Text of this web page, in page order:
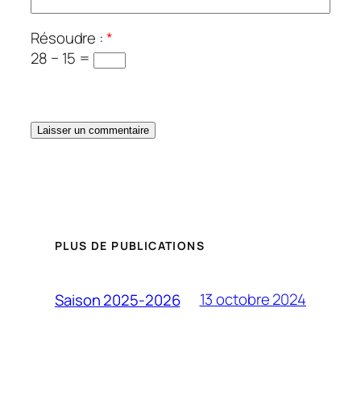
Résoudre :*
28 − 15 =
PLUS DE PUBLICATIONS
Saison 2025-2026 13 octobre 2024